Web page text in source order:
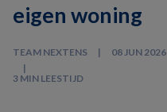
eigen woning
TEAM NEXTENS 08 JUN 2026
3 MIN LEESTIJD